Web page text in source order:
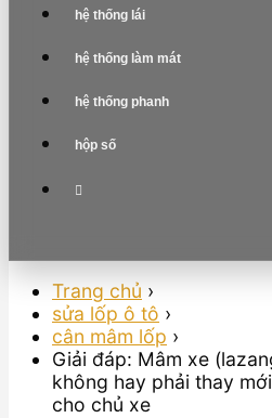
hệ thống lái
hệ thống làm mát
hệ thống phanh
hộp số
Trang chủ ›
sửa lốp ô tô ›
cân mâm lốp ›
Giải đáp: Mâm xe
không hay phải thay
cho chủ xe